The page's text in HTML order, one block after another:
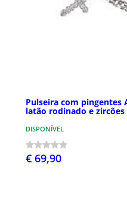
Pulseira com pingentes
latão rodinado e zircões
DISPONÍVEL
€ 69,90